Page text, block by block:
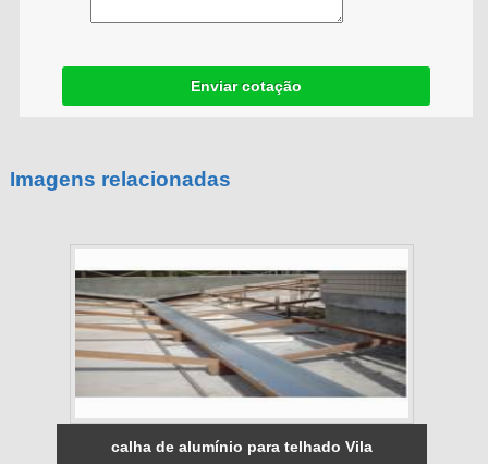
Enviar cotação
Imagens relacionadas
calha de alumínio para telhado Vila